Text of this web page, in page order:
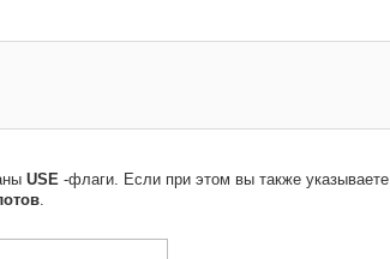
USE-флаги. Если при этом вы также указываете
.